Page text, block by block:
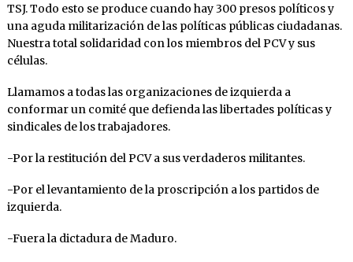
TSJ. Todo esto se produce cuando hay 300 presos políticos y
una aguda militarización de las políticas públicas ciudadanas.
Nuestra total solidaridad con los miembros del PCV y sus
células.
Llamamos a todas las organizaciones de izquierda a
conformar un comité que defienda las libertades políticas y
sindicales de los trabajadores.
-Por la restitución del PCV a sus verdaderos militantes.
-Por el levantamiento de la proscripción a los partidos de
izquierda.
-Fuera la dictadura de Maduro.